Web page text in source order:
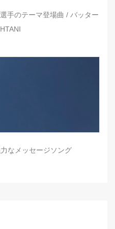
手のテーマ登場曲 / バッター
なメッセージソング